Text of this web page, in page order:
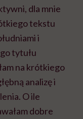
dla mnie
tekstu
i
tytułu
na krótkiego
analizę i
O ile
dobre